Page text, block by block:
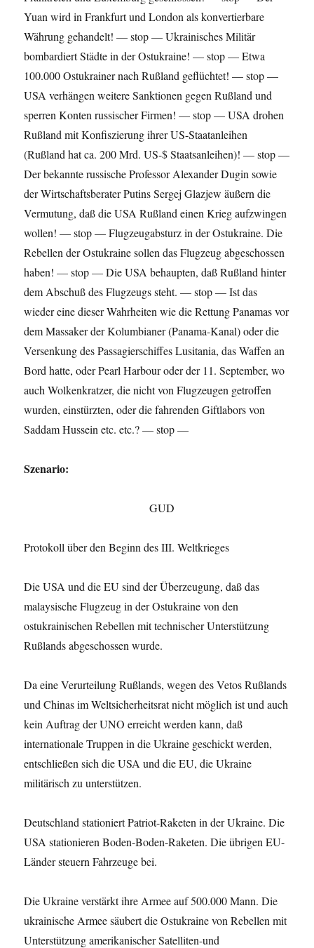
Yuan wird in Frankfurt und London als konvertierbare
Währung gehandelt! — stop — Ukrainisches Militär
bombar­diert Städte in der Ostukraine! — stop — Etwa
100.000 Ostukrainer nach Rußland geflüchtet! — stop —
USA verhängen weitere Sanktionen gegen Rußland und
sperren Konten russischer Firmen! — stop — USA drohen
Rußland mit Konfiszierung ihrer US-Staatanleihen
(Rußland hat ca. 200 Mrd. US-$ Staatsanleihen)! — stop —
Der bekannte russische Professor Alexander Dugin sowie
der Wirtschafts­berater Putins Sergej Glazjew äußern die
Vermutung, daß die USA Rußland einen Krieg aufzwingen
wollen! — stop — Flugzeugabsturz in der Ostukraine. Die
Rebellen der Ostukraine sollen das Flugzeug abgeschossen
haben! — stop — Die USA behaup­ten, daß Rußland hinter
dem Abschuß des Flugzeugs steht. — stop — Ist das
wieder eine dieser Wahr­heiten wie die Rettung Panamas vor
dem Massaker der Kolumbianer (Panama-Kanal) oder die
Versenkung des Passagierschiffes Lusitania, das Waffen an
Bord hatte, oder Pearl Harbour oder der 11. September, wo
auch Wolkenkratzer, die nicht von Flugzeugen getroffen
wurden, einstürzten, oder die fahrenden Giftlabors von
Saddam Hussein etc. etc.? — stop —
Szenario:
GUD
Protokoll über den Beginn des III. Weltkrieges
Die USA und die EU sind der Überzeugung, daß das
malaysische Flugzeug in der Ostukraine von den
ostukrainischen Rebellen mit technischer Unterstützung
Rußlands abgeschossen wurde.
Da eine Verurteilung Rußlands, wegen des Vetos Rußlands
und Chinas im Weltsicherheitsrat nicht möglich ist und auch
kein Auftrag der UNO erreicht werden kann, daß
internationale Truppen in die Ukraine geschickt werden,
entschließen sich die USA und die EU, die Ukraine
militärisch zu unterstützen.
Deutschland stationiert Patriot-Raketen in der Ukraine. Die
USA stationieren Boden-Boden-Raketen. Die übrigen EU-
Länder steuern Fahrzeuge bei.
Die Ukraine verstärkt ihre Armee auf 500.000 Mann. Die
ukrainische Armee säubert die Ostukraine von Rebellen mit
Unterstützung amerikanischer Satelliten-und